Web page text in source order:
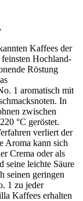
Kaffees der
Hochland-
Röstung
1 aromatisch mit
In
zwischen
°C geröstet.
verliert der
Aroma kann sich
Crema oder als
seine leichte Säure
seinen geringen
1 zu jeder
Kaffees erhalten